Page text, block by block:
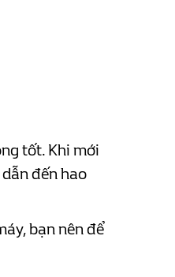
tốt. Khi mới
đến hao
bạn nên để